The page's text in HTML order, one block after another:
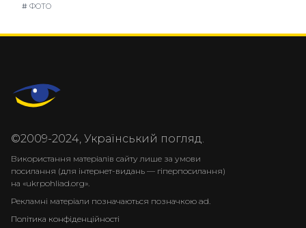
# ФОТО
©2009-2024, Український погляд.
Використання матеріалів сайту лише за умови
посилання (для інтернет-видань — гіперпосилання)
на «ukrpohliad.org».
Рекламні матеріали позначаються позначкою ad.
Політика конфіденційності